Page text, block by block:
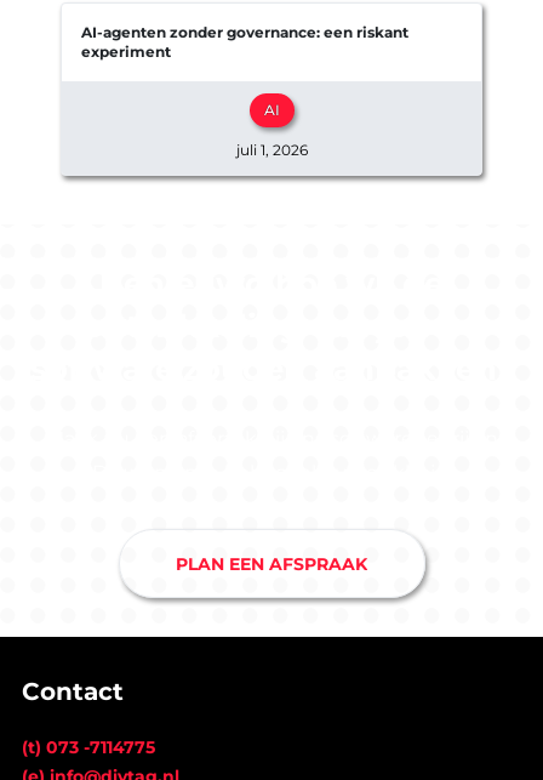
AI-agenten zonder governance: een riskant
experiment
AI
juli 1, 2026
PLAN EEN AFSPRAAK
Contact
(t) 073 -7114775